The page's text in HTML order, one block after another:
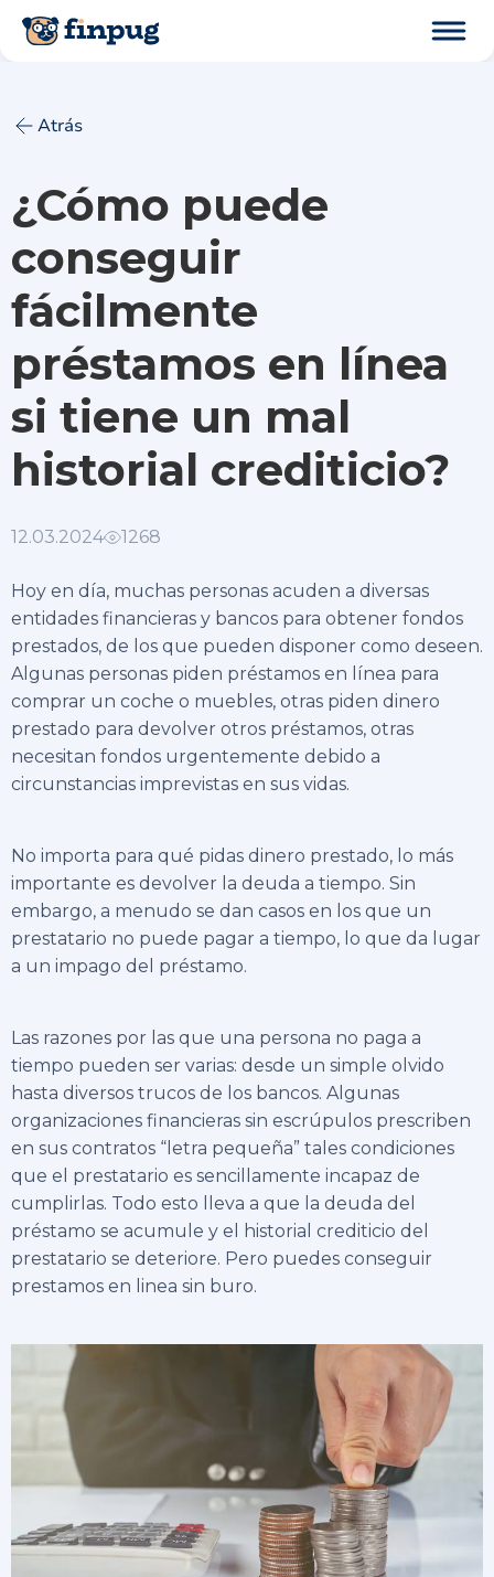
Atrás
¿Cómo puede
conseguir
fácilmente
préstamos en línea
si tiene un mal
historial crediticio?
12.03.2024 1268
Hoy en día, muchas personas acuden a diversas
entidades financieras y bancos para obtener fondos
prestados, de los que pueden disponer como deseen.
Algunas personas piden préstamos en línea para
comprar un coche o muebles, otras piden dinero
prestado para devolver otros préstamos, otras
necesitan fondos urgentemente debido a
circunstancias imprevistas en sus vidas.
No importa para qué pidas dinero prestado, lo más
importante es devolver la deuda a tiempo. Sin
embargo, a menudo se dan casos en los que un
prestatario no puede pagar a tiempo, lo que da lugar
a un impago del préstamo.
Las razones por las que una persona no paga a
tiempo pueden ser varias: desde un simple olvido
hasta diversos trucos de los bancos. Algunas
organizaciones financieras sin escrúpulos prescriben
en sus contratos “letra pequeña” tales condiciones
que el prestatario es sencillamente incapaz de
cumplirlas. Todo esto lleva a que la deuda del
préstamo se acumule y el historial crediticio del
prestatario se deteriore. Pero puedes conseguir
prestamos en linea sin buro.